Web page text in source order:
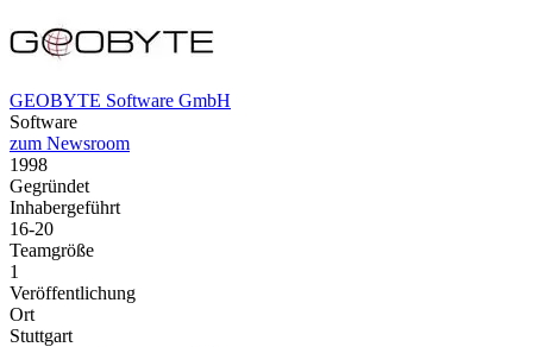
GEOBYTE Software GmbH
Software
zum Newsroom
1998
Gegründet
Inhabergeführt
16-20
Teamgröße
1
Veröffentlichung
Ort
Stuttgart